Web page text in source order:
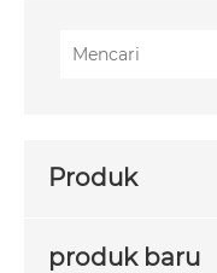
Produk
produk baru